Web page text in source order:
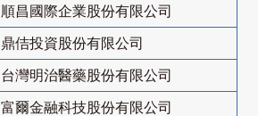
順昌國際企業股份有限公司
鼎佶投資股份有限公司
台灣明治醫藥股份有限公司
富爾金融科技股份有限公司